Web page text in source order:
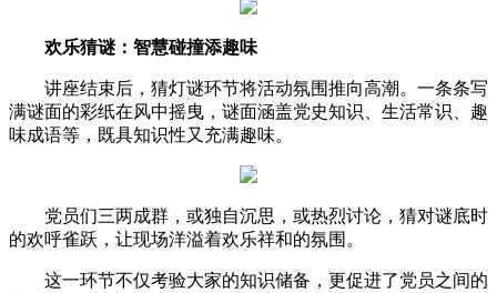
欢乐猜谜：智慧碰撞添趣味
讲座结束后，猜灯谜环节将活动氛围推向高潮。一条条写
满谜面的彩纸在风中摇曳，谜面涵盖党史知识、生活常识、趣
味成语等，既具知识性又充满趣味。
党员们三两成群，或独自沉思，或热烈讨论，猜对谜底时
的欢呼雀跃，让现场洋溢着欢乐祥和的氛围。
这一环节不仅考验大家的知识储备，更促进了党员之间的